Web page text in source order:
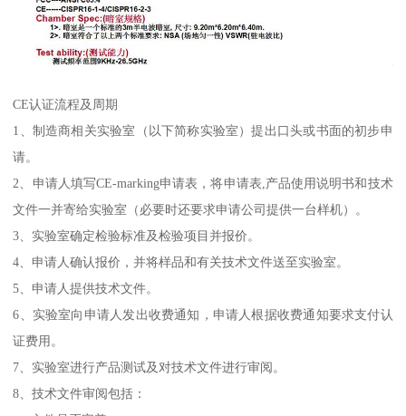
CE认证流程及周期
1、制造商相关实验室（以下简称实验室）提出口头或书面的初步申
请。
2、申请人填写CE-marking申请表，将申请表,产品使用说明书和技术
文件一并寄给实验室（必要时还要求申请公司提供一台样机）。
3、实验室确定检验标准及检验项目并报价。
4、申请人确认报价，并将样品和有关技术文件送至实验室。
5、申请人提供技术文件。
6、实验室向申请人发出收费通知，申请人根据收费通知要求支付认
证费用。
7、实验室进行产品测试及对技术文件进行审阅。
8、技术文件审阅包括：